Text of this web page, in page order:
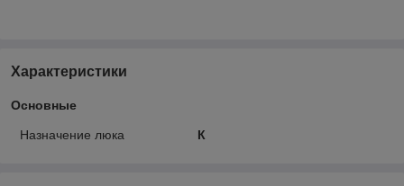
Характеристики
Основные
Назначение люка К